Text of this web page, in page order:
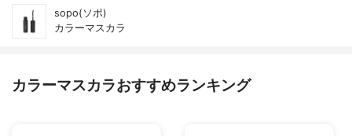
sopo(ソポ)
カラーマスカラ
カラーマスカラおすすめランキング